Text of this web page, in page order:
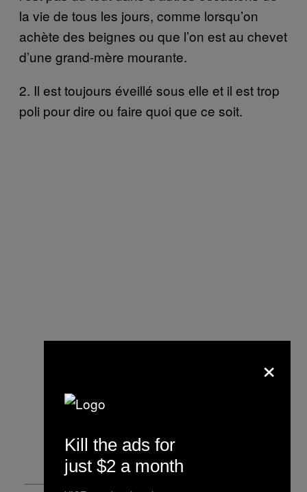
la vie de tous les jours, comme lorsqu’on
achète des beignes ou que l’on est au chevet
d’une grand-mère mourante.
2. Il est toujours éveillé sous elle et il est trop
poli pour dire ou faire quoi que ce soit.
×
Kill the ads for
just $2 a month